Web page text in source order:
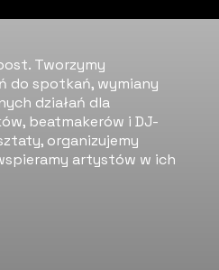
Tworzymy
do spotkań, wymiany
działań dla
beatmakerów i DJ-
organizujemy
artystów w ich